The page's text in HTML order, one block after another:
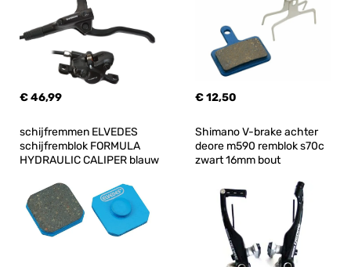
€ 46,99 € 12,50
schijfremmen ELVEDES
schijfremblok FORMULA
HYDRAULIC CALIPER blauw
Shimano V-brake achter
deore m590 remblok s70c
zwart 16mm bout